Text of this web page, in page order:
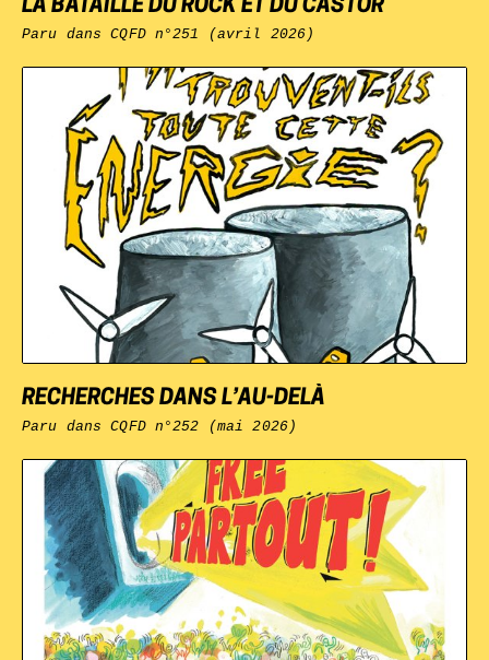
RECHERCHES DANS L’AU-DELÀ
Paru dansCQFDn°252 (mai 2026)
LA BATAILLE DU ROCK ET DU CASTOR
Paru dansCQFDn°251 (avril 2026)